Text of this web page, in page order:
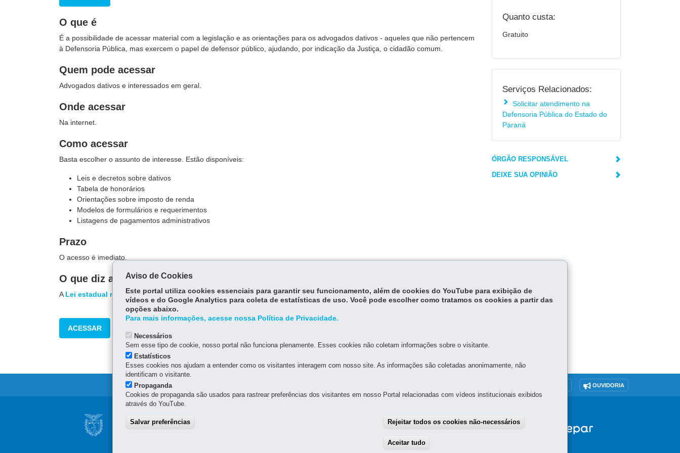
O que é
É a possibilidade de acessar material com a legislação e as orientações para os advogados dativos - aqueles que não pertencem
à Defensoria Pública, mas exercem o papel de defensor público, ajudando, por indicação da Justiça, o cidadão comum.
Quem pode acessar
Advogados dativos e interessados em geral.
Onde acessar
Na internet.
Como acessar
Basta escolher o assunto de interesse. Estão disponíveis:
Leis e decretos sobre dativos
Tabela de honorários
Orientações sobre imposto de renda
Modelos de formulários e requerimentos
Listagens de pagamentos administrativos
Prazo
O acesso é imediato.
O que diz a lei
A Lei estadual nº 18.664 , de 22 de dezembro de 2015, estabelece as normas para o exercício da advocacia dativa.
ACESSAR
Quanto custa:
Gratuito
Serviços Relacionados:
Solicitar atendimento na
Defensoria Pública do Estado do
Paraná
ÓRGÃO RESPONSÁVEL
DEIXE SUA OPINIÃO
OUVIDORIA
Navegação
principal
CONSELHO ESTADUAL DE GOVERNANÇA DIGITAL E SEGURANÇA DA
Aviso de Cookies
Este portal utiliza cookies essenciais para garantir seu funcionamento, além de cookies do YouTube para exibição de
vídeos e do Google Analytics para coleta de estatísticas de uso. Você pode escolher como tratamos os cookies a partir das
opções abaixo.
Para mais informações, acesse nossa Política de Privacidade.
Necessários
Sem esse tipo de cookie, nosso portal não funciona plenamente. Esses cookies não coletam informações sobre o visitante.
Estatísticos
Esses cookies nos ajudam a entender como os visitantes interagem com nosso site. As informações são coletadas anonimamente, não
identificam o visitante.
Propaganda
Cookies de propaganda são usados para rastrear preferências dos visitantes em nosso Portal relacionadas com vídeos institucionais exibidos
através do YouTube.
Salvar preferências Rejeitar todos os cookies não-necessários
Aceitar tudo